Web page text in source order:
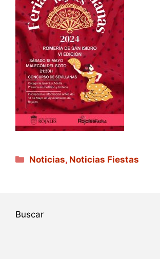
Categorías
Noticias, Noticias Fiestas
Buscar